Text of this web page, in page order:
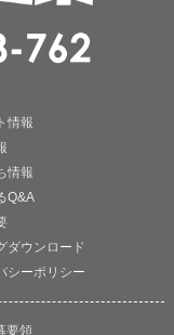
情報
情報
Q&A
ダウンロード
シーポリシー
要領